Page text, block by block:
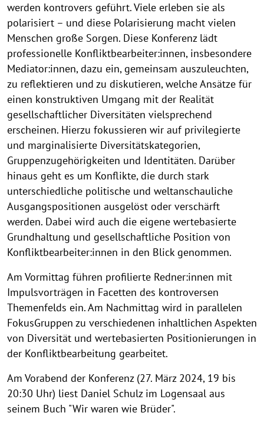
werden kontrovers geführt. Viele erleben sie als
polarisiert – und diese Polarisierung macht vielen
Menschen große Sorgen. Diese Konferenz lädt
professionelle Konfliktbearbeiter:innen, insbesondere
Mediator:innen, dazu ein, gemeinsam auszuleuchten,
zu reflektieren und zu diskutieren, welche Ansätze für
einen konstruktiven Umgang mit der Realität
gesellschaftlicher Diversitäten vielsprechend
erscheinen. Hierzu fokussieren wir auf privilegierte
und marginalisierte Diversitätskategorien,
Gruppenzugehörigkeiten und Identitäten. Darüber
hinaus geht es um Konflikte, die durch stark
unterschiedliche politische und weltanschauliche
Ausgangspositionen ausgelöst oder verschärft
werden. Dabei wird auch die eigene wertebasierte
Grundhaltung und gesellschaftliche Position von
Konfliktbearbeiter:innen in den Blick genommen.
Am Vormittag führen profilierte Redner:innen mit
Impulsvorträgen in Facetten des kontroversen
Themenfelds ein. Am Nachmittag wird in parallelen
FokusGruppen zu verschiedenen inhaltlichen Aspekten
von Diversität und wertebasierten Positionierungen in
der Konfliktbearbeitung gearbeitet.
Am Vorabend der Konferenz (27. März 2024, 19 bis
20:30 Uhr) liest Daniel Schulz im Logensaal aus
seinem Buch "Wir waren wie Brüder".